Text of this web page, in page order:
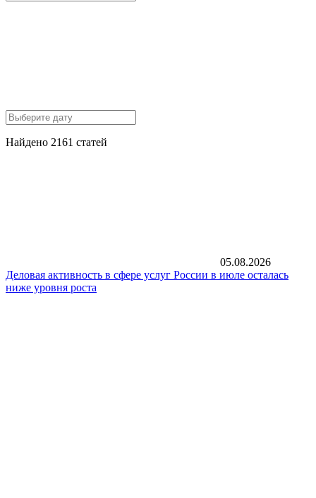
Найдено 2161 статей
05.08.2026
Деловая активность в сфере услуг России в июле осталась
ниже уровня роста